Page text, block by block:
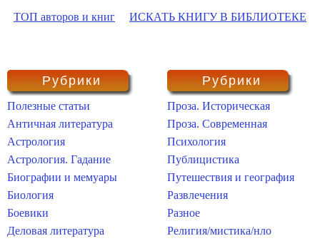
ТОП авторов и книг ИСКАТЬ КНИГУ В БИБЛИОТЕКЕ
Рубрики
Полезные статьи
Античная литература
Астрология
Астрология. Гадание
Биографии и мемуары
Биология
Боевики
Деловая литература
Рубрики
Проза. Историческая
Проза. Современная
Психология
Публицистика
Путешествия и география
Развлечения
Разное
Религия/мистика/нло